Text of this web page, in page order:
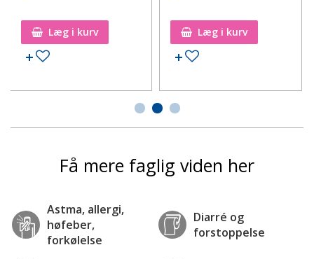
Læg i kurv
Tilføj til ønskeseddel
Læg i kurv
Tilføj til ønskeseddel
Få mere faglig viden her
Astma, allergi,
høfeber,
forkølelse
Diarré og
forstoppelse